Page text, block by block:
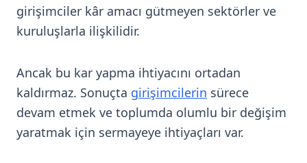
girişimciler kâr amacı gütmeyen sektörler ve
kuruluşlarla ilişkilidir.
Ancak bu kar yapma ihtiyacını ortadan
kaldırmaz. Sonuçta girişimcilerin sürece
devam etmek ve toplumda olumlu bir değişim
yaratmak için sermayeye ihtiyaçları var.